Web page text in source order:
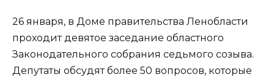
26 января, в Доме правительства Ленобласти
проходит девятое заседание областного
Законодательного собрания седьмого созыва.
Депутаты обсудят более 50 вопросов, которые